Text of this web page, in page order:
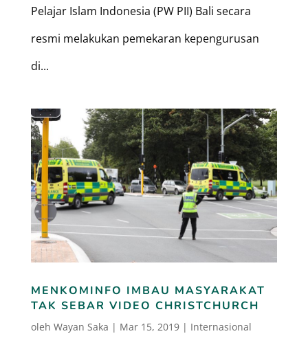
Pelajar Islam Indonesia (PW PII) Bali secara
resmi melakukan pemekaran kepengurusan
di...
MENKOMINFO IMBAU MASYARAKAT
TAK SEBAR VIDEO CHRISTCHURCH
oleh Wayan Saka | Mar 15, 2019| Internasional